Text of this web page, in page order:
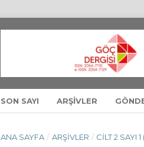
SON SAYI ARŞIVLER
ANA SAYFA / ARŞIVLER / CILT 2 SAYI